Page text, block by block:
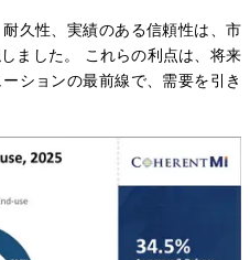
久性、実績のある信頼性は、市
ました。 これらの利点は、将来
ションの最前線で、需要を引き